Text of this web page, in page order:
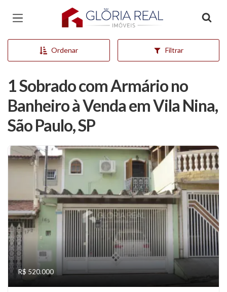
Página inicial
Ordenar Filtrar
1 Sobrado com Armário no
Banheiro à Venda em Vila Nina,
São Paulo, SP
R$ 520.000